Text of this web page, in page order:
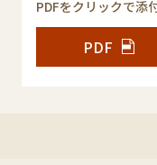
PDFをクリックで添
PDF